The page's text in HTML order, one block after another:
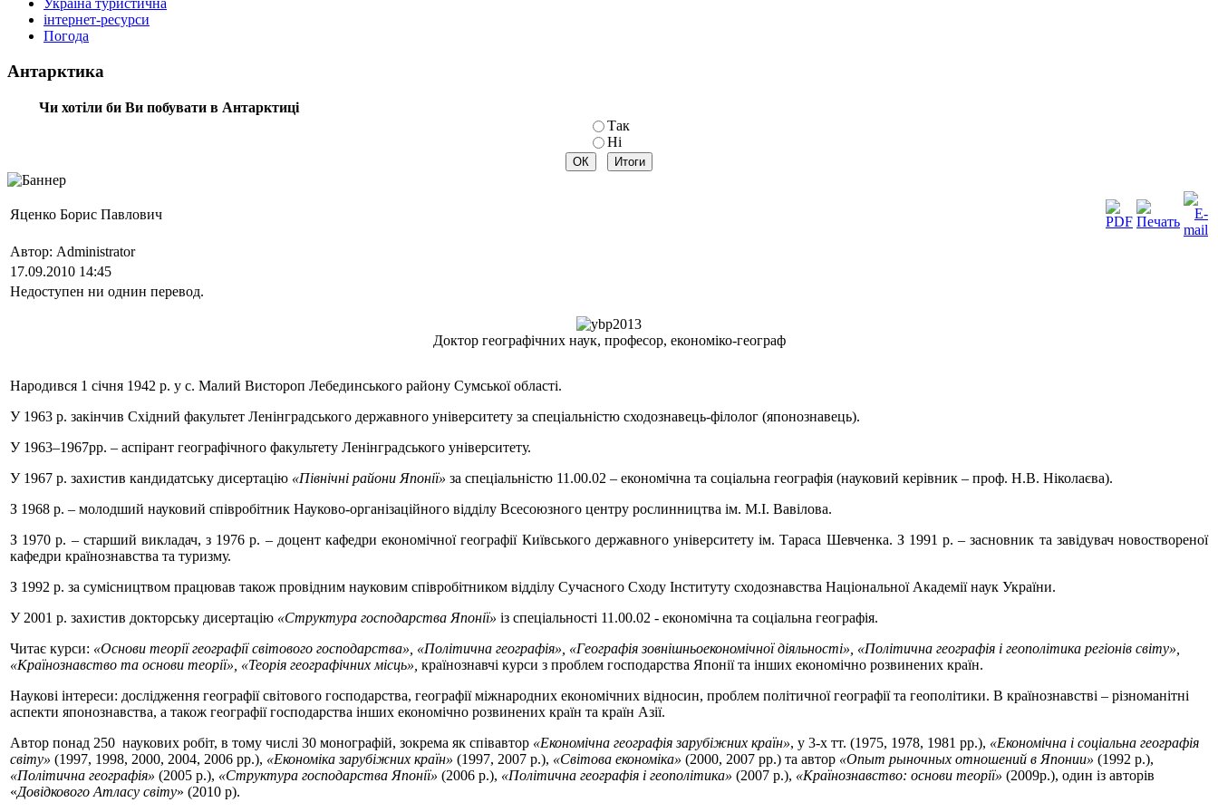
Україна туристична
інтернет-ресурси
Погода
Антарктика
Чи хотіли би Ви побувати в Антарктиці
Так
Ні
Яценко Борис Павлович
Автор: Administrator
17.09.2010 14:45
Недоступен ни однин перевод.
Доктор географічних наук, професор, економіко-географ
Народився 1 січня 1942 р. у с. Малий Вистороп Лебединського району Сумської області.
У 1963 р. закінчив Східний факультет Ленінградського державного університету за спеціальністю сходознавець-філолог (японознавець).
У 1963–1967рр. – аспірант географічного факультету Ленінградського університету.
У 1967 р. захистив кандидатську дисертацію «Північні райони Японії» за спеціальністю 11.00.02 – економічна та соціальна географія (науковий керівник – проф. Н.В. Ніколаєва).
З 1968 р. – молодший науковий співробітник Науково-організаційного відділу Всесоюзного центру рослинництва ім. М.І. Вавілова.
З 1970 р. – старший викладач, з 1976 р. – доцент кафедри економічної географії Київського державного університету ім. Тараса Шевченка. З 1991 р. – засновник та завідувач новоствореної
кафедри країнознавства та туризму.
З 1992 р. за сумісництвом працював також провідним науковим співробітником відділу Сучасного Сходу Інституту сходознавства Національної Академії наук України.
У 2001 р. захистив докторську дисертацію «Структура господарства Японії» із спеціальності 11.00.02 - економічна та соціальна географія.
Читає курси: «Основи теорії географії світового господарства», «Політична географія», «Географія зовнішньоекономічної діяльності», «Політична географія і геополітика регіонів світу»,
«Країнознавство та основи теорії», «Теорія географічних місць», країнознавчі курси з проблем господарства Японії та інших економічно розвинених країн.
Наукові інтереси: дослідження географії світового господарства, географії міжнародних економічних відносин, проблем політичної географії та геополітики. В країнознавстві – різноманітні
аспекти японознавства, а також географії господарства інших економічно розвинених країн та країн Азії.
Автор понад 250 наукових робіт, в тому числі 30 монографій, зокрема як співавтор «Економічна географія зарубіжних країн», у 3-х тт. (1975, 1978, 1981 рр.), «Економічна і соціальна географія
світу» (1997, 1998, 2000, 2004, 2006 рр.), «Економіка зарубіжних країн» (1997, 2007 р.), «Світова економіка» (2000, 2007 рр.) та автор «Опыт рыночных отношений в Японии» (1992 р.),
«Політична географія» (2005 р.), «Структура господарства Японії» (2006 р.), «Політична географія і геополітика» (2007 р.), «Країнознавство: основи теорії» (2009р.), один із авторів
«Довідкового Атласу світу» (2010 р).